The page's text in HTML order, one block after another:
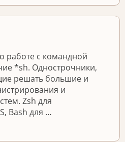
работе с командной
*sh. Однострочники,
решать большие и
и
Zsh для
Bash для …